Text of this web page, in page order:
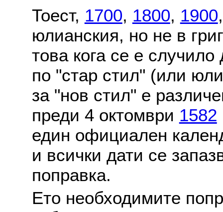
Тоест, 1700, 1800, 1900
юлианския, но не в
това кога се е
по "стар стил" (или
за "нов стил" е
преди 4 октомври 1582
един официален
и всички дати се
поправка.
Ето необходимите